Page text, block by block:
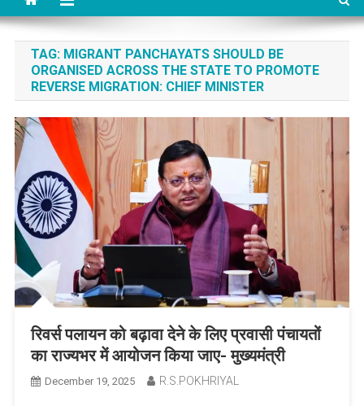
TAG: MIGRANT PANCHAYATS SHOULD BE
ORGANISED ACROSS THE STATE TO PROMOTE
REVERSE MIGRATION: CHIEF MINISTER
रिवर्स पलायन को बढ़ावा देने के लिए प्रवासी पंचायतों
का राज्यभर में आयोजन किया जाए- मुख्यमंत्री
December 19, 2025 R.S.POKHRIYAL